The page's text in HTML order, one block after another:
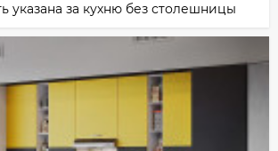
указана за кухню без столешницы